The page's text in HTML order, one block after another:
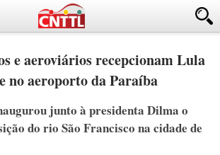
e aeroviários recepcionam Lula
no aeroporto da Paraíba
junto à presidenta Dilma o
do rio São Francisco na cidade de